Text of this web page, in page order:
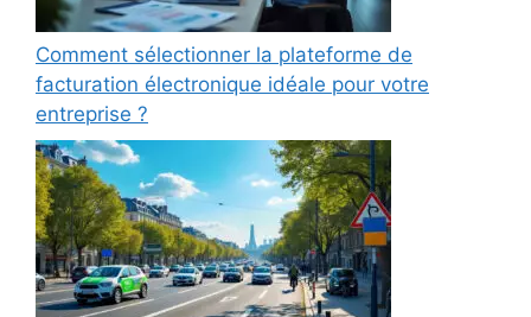
Comment sélectionner la plateforme de
facturation électronique idéale pour votre
entreprise ?